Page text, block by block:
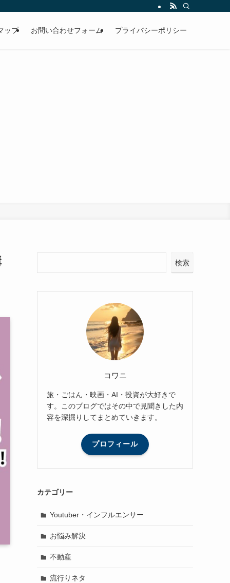
ップ お問い合わせフォーム プライバシーポリシー
検索
コワニ
旅・ごはん・映画・AI・投資が大好きで
す。このブログではその中で見聞きした内
容を深掘りしてまとめていきます。
プロフィール
カテゴリー
Youtuber・インフルエンサー
お悩み解決
不動産
流行りネタ